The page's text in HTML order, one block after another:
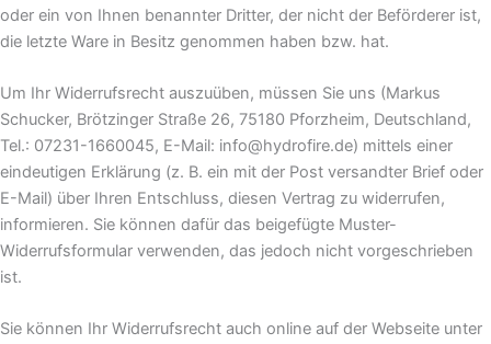
oder ein von Ihnen benannter Dritter, der nicht der Beförderer ist,
die letzte Ware in Besitz genommen haben bzw. hat.
Um Ihr Widerrufsrecht auszuüben, müssen Sie uns (Markus
Schucker, Brötzinger Straße 26, 75180 Pforzheim, Deutschland,
Tel.: 07231-1660045, E-Mail: info@hydrofire.de) mittels einer
eindeutigen Erklärung (z. B. ein mit der Post versandter Brief oder
E-Mail) über Ihren Entschluss, diesen Vertrag zu widerrufen,
informieren. Sie können dafür das beigefügte Muster-
Widerrufsformular verwenden, das jedoch nicht vorgeschrieben
ist.
Sie können Ihr Widerrufsrecht auch online auf der Webseite unter